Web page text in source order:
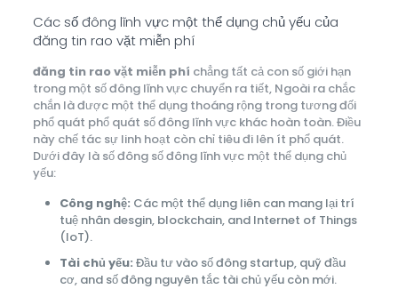
Các số đông lĩnh vực một thể dụng chủ yếu của
đăng tin rao vặt miễn phí
đăng tin rao vặt miễn phí chẳng tất cả con số giới hạn
trong một số đông lĩnh vực chuyển ra tiết, Ngoài ra chắc
chắn là được một thể dụng thoáng rộng trong tương đối
phổ quát phổ quát số đông lĩnh vực khác hoàn toàn. Điều
này chế tác sự linh hoạt còn chỉ tiêu đi lên ít phổ quát.
Dưới đây là số đông số đông lĩnh vực một thể dụng chủ
yếu:
Công nghệ: Các một thể dụng liên can mang lại trí
tuệ nhân desgin, blockchain, and Internet of Things
(IoT).
Tài chủ yếu: Đầu tư vào số đông startup, quỹ đầu
cơ, and số đông nguyên tắc tài chủ yếu còn mới.